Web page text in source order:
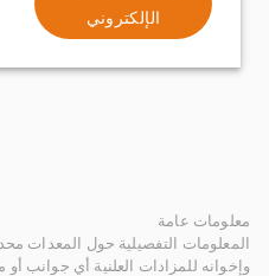
الإلكتروني
معلومات عامة
المعلومات التفصيلية حول المعدات
وإخوانه للمزادات العلنية أي جوانب